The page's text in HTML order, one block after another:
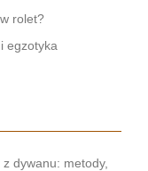
rolet?
egzotyka
dywanu: metody,